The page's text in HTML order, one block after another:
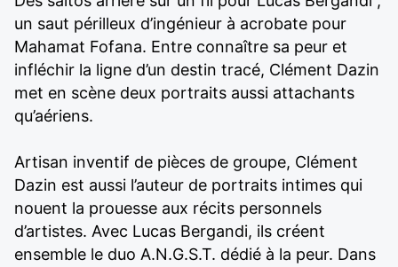
un saut périlleux d’ingénieur à acrobate pour
Mahamat Fofana. Entre connaître sa peur et
infléchir la ligne d’un destin tracé, Clément Dazin
met en scène deux portraits aussi attachants
qu’aériens.
Artisan inventif de pièces de groupe, Clément
Dazin est aussi l’auteur de portraits intimes qui
nouent la prouesse aux récits personnels
d’artistes. Avec Lucas Bergandi, ils créent
ensemble le duo A.N.G.S.T. dédié à la peur. Dans